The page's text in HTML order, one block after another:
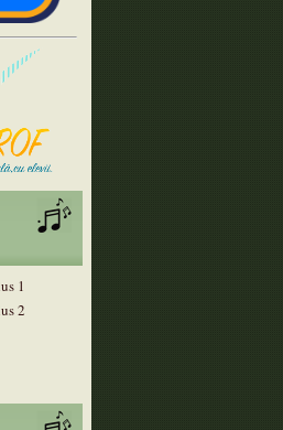
1
2